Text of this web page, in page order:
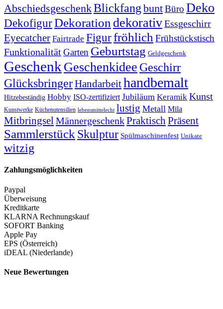
AbschiedsgeschenkBlickfang buntBüro Deko
DekofigurDekoration dekorativEssgeschirr
Eyecatcher Fairtrade Figurfröhlich Frühstückstisch
FunktionalitätGarten Geburtstag Geldgeschenk
Geschenk Geschenkidee Geschirr
GlücksbringerHandarbeithandbemalt
Hitzebeständig Hobby ISO-zertifiziert Jubiläum Keramik Kunst
Kunstwerke Küchenutensilien lebensmittelecht lustig Metall Mila
MitbringselMännergeschenkPraktischPräsent
Sammlerstück Skulptur Spülmaschinenfest Unikate
witzig
Zahlungsmöglichkeiten
Paypal
Überweisung
Kreditkarte
KLARNA Rechnungskauf
SOFORT Banking
Apple Pay
EPS (Österreich)
iDEAL (Niederlande)
Neue Bewertungen